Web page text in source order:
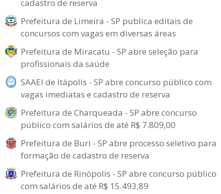
cadastro de reserva
Prefeitura de Limeira - SP publica editais de
concursos com vagas em diversas áreas
Prefeitura de Miracatu - SP abre seleção para
profissionais da saúde
SAAEI de Itápolis - SP abre concurso público com
vagas imediatas e cadastro de reserva
Prefeitura de Charqueada - SP abre concurso
público com salários de até R$ 7.809,00
Prefeitura de Buri - SP abre processo seletivo para
formação de cadastro de reserva
Prefeitura de Rinópolis - SP abre concurso público
com salários de até R$ 15.493,89